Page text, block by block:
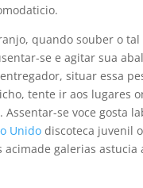
quando souber o
se e agitar sua
situar essa
tente ir aos lugares
se voce gosta
Unido discoteca juvenil
galerias